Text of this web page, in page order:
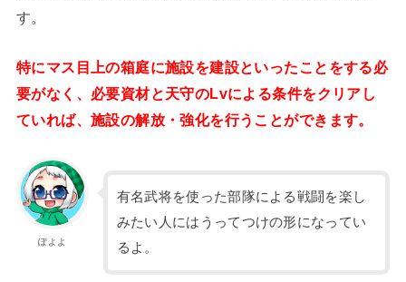
す。
特にマス目上の箱庭に施設を建設といったことをする必
要がなく、必要資材と天守のLvによる条件をクリアし
ていれば、施設の解放・強化を行うことができます。
ぽよよ
有名武将を使った部隊による戦闘を楽し
みたい人にはうってつけの形になってい
るよ。